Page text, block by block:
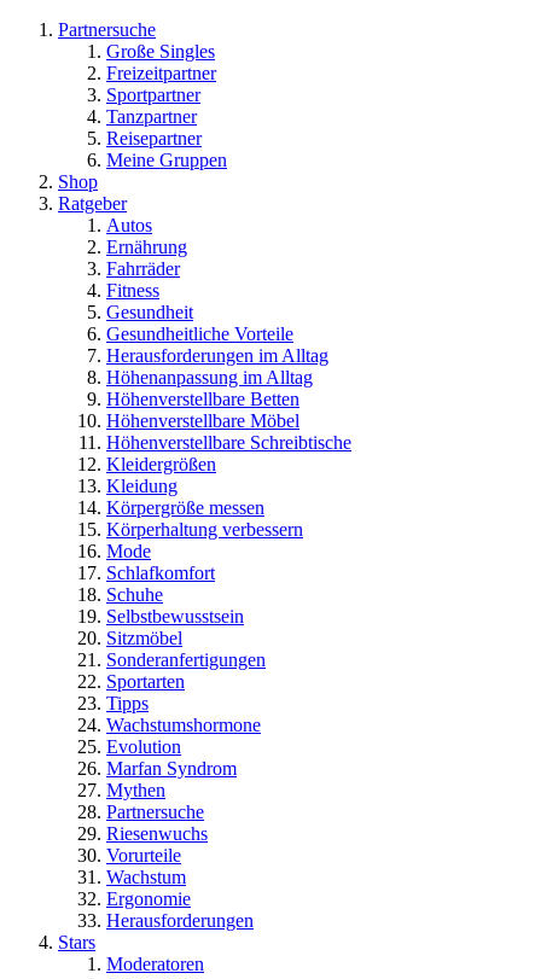
Partnersuche
Große Singles
Freizeitpartner
Sportpartner
Tanzpartner
Reisepartner
Meine Gruppen
Shop
Ratgeber
Autos
Ernährung
Fahrräder
Fitness
Gesundheit
Gesundheitliche Vorteile
Herausforderungen im Alltag
Höhenanpassung im Alltag
Höhenverstellbare Betten
Höhenverstellbare Möbel
Höhenverstellbare Schreibtische
Kleidergrößen
Kleidung
Körpergröße messen
Körperhaltung verbessern
Mode
Schlafkomfort
Schuhe
Selbstbewusstsein
Sitzmöbel
Sonderanfertigungen
Sportarten
Tipps
Wachstumshormone
Evolution
Marfan Syndrom
Mythen
Partnersuche
Riesenwuchs
Vorurteile
Wachstum
Ergonomie
Herausforderungen
Stars
Moderatoren